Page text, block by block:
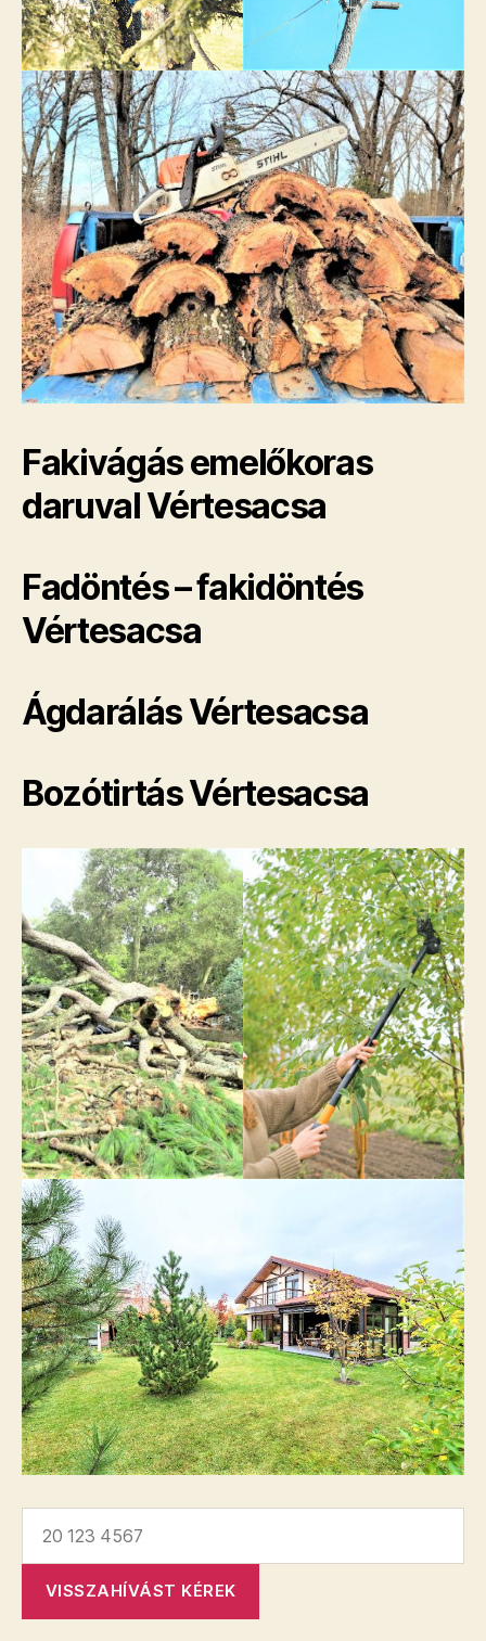
Fakivágás emelőkoras
daruval Vértesacsa
Fadöntés – fakidöntés
Vértesacsa
Ágdarálás Vértesacsa
Bozótirtás Vértesacsa